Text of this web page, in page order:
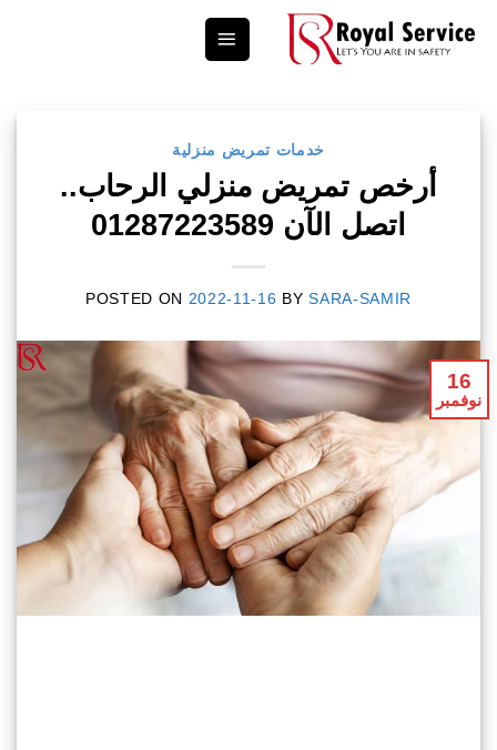
خدمات تمريض منزلية
أرخص تمريض منزلي الرحاب..
اتصل الآن 01287223589
POSTED ON 2022-11-16 BYSARA-SAMIR
16
نوفمبر